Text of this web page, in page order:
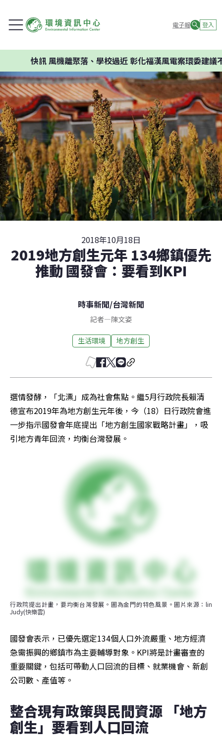
電子報 登入
風機離聚落、學校過近 彰化福漢風電案環委建議不應開
2018年10月18日
2019地方創生元年 134鄉鎮優先
推動 國發會：要看到KPI
時事新聞/台灣新聞
記者—陳文姿
生活環境 地方創生
選情發酵，「北漂」成為社會焦點。繼5月行政院長賴清
德宣布2019年為地方創生元年後，今（18）日行政院會進
一步指示國發會年底提出「地方創生國家戰略計畫」，吸
引地方青年回流，均衡台灣發展。
行政院提出計畫，要均衡台灣發展。圖為金門的特色風景。圖片來源：lin
Judy(快樂雲)
國發會表示，已優先選定134個人口外流嚴重、地方經濟
急需振興的鄉鎮市為主要輔導對象。KPI將是計畫審查的
重要關鍵，包括可帶動人口回流的目標、就業機會、新創
公司數、產值等。
整合現有政策與民間資源 「地方
創生」要看到人口回流